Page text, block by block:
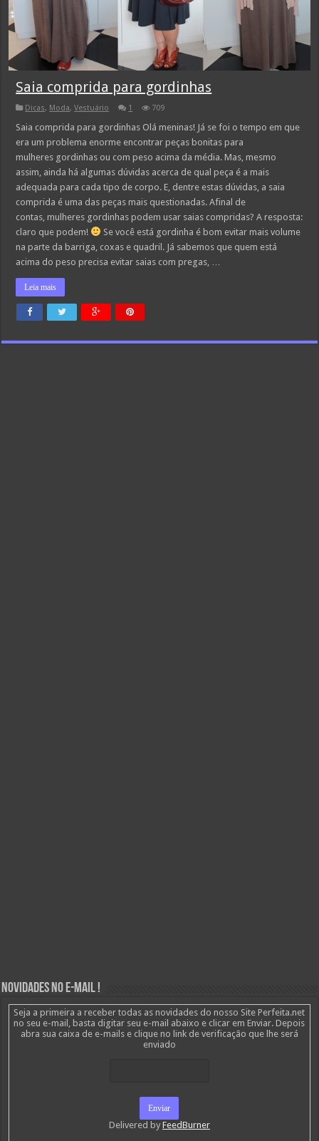
Saia comprida para gordinhas
Dicas, Moda,Vestuário 1 709
Saia comprida para gordinhas Olá meninas! Já se foi o tempo em que
era um problema enorme encontrar peças bonitas para
mulheres gordinhas ou com peso acima da média. Mas, mesmo
assim, ainda há algumas dúvidas acerca de qual peça é a mais
adequada para cada tipo de corpo. E, dentre estas dúvidas, a saia
comprida é uma das peças mais questionadas. Afinal de
contas, mulheres gordinhas podem usar saias compridas? A resposta:
claro que podem!
Se você está gordinha é bom evitar mais volume
na parte da barriga, coxas e quadril. Já sabemos que quem está
acima do peso precisa evitar saias com pregas, …
Leia mais
Novidades no E-mail !
Seja a primeira a receber todas as novidades do nosso Site Perfeita.net
no seu e-mail, basta digitar seu e-mail abaixo e clicar em Enviar. Depois
abra sua caixa de e-mails e clique no link de verificação que lhe será
enviado
Delivered by FeedBurner